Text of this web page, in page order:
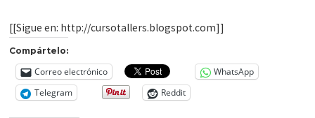
[[Sigue en: http://cursotallers.blogspot.com]]
Compártelo:
Correo electrónico
WhatsApp
Telegram
Reddit